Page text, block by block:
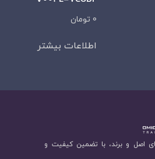
0 تومان
اطلاعات بیشتر
اصل و برند، با تضمین کیفیت و